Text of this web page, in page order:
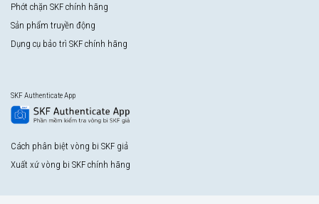
Phớt chặn SKF chính hãng
Sản phẩm truyền động
Dụng cụ bảo trì SKF chính hãng
SKF Authenticate App
Cách phân biệt vòng bi SKF giả
Xuất xứ vòng bi SKF chính hãng